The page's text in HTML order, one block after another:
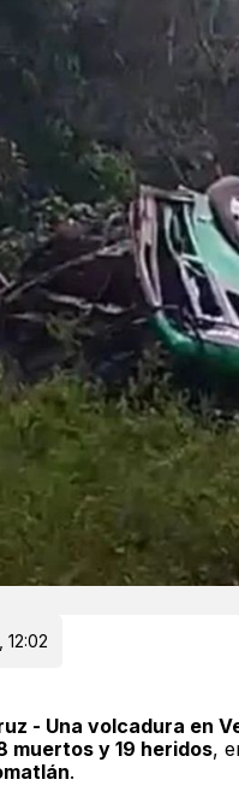
- Una volcadura en
muertos y 19 heridos,
.